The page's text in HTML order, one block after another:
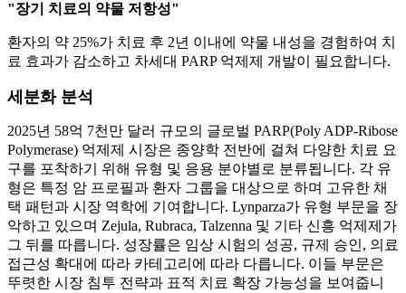
"장기 치료의 약물 저항성"
환자의 약 25%가 치료 후 2년 이내에 약물 내성을 경험하여 치
료 효과가 감소하고 차세대 PARP 억제제 개발이 필요합니다.
세분화 분석
2025년 58억 7천만 달러 규모의 글로벌 PARP(Poly ADP-Ribose
Polymerase) 억제제 시장은 종양학 전반에 걸쳐 다양한 치료 요
구를 포착하기 위해 유형 및 응용 분야별로 분류됩니다. 각 유
형은 특정 암 프로필과 환자 그룹을 대상으로 하며 고유한 채
택 패턴과 시장 역학에 기여합니다. Lynparza가 유형 부문을 장
악하고 있으며 Zejula, Rubraca, Talzenna 및 기타 신흥 억제제가
그 뒤를 따릅니다. 성장률은 임상 시험의 성공, 규제 승인, 의료
접근성 확대에 따라 카테고리에 따라 다릅니다. 이들 부문은
뚜렷한 시장 침투 전략과 표적 치료 확장 가능성을 보여줍니